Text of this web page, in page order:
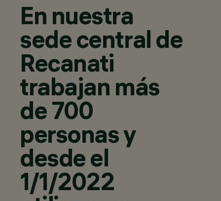
En nuestra
sede central de
Recanati
trabajan más
de 700
personas y
desde el
1/1/2022